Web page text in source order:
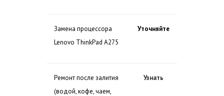
Замена процессора
Lenovo ThinkPad A275
Уточняйте
Ремонт после залития
(водой, кофе, чаем,
Узнать